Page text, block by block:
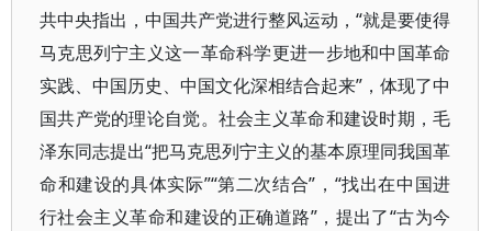
共中央指出，中国共产党进行整风运动，“就是要使得
马克思列宁主义这一革命科学更进一步地和中国革命
实践、中国历史、中国文化深相结合起来”，体现了中
国共产党的理论自觉。社会主义革命和建设时期，毛
泽东同志提出“把马克思列宁主义的基本原理同我国革
命和建设的具体实际”“第二次结合”，“找出在中国进
行社会主义革命和建设的正确道路”，提出了“古为今